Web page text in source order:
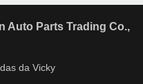
Auto Parts Trading Co.,
da Vicky